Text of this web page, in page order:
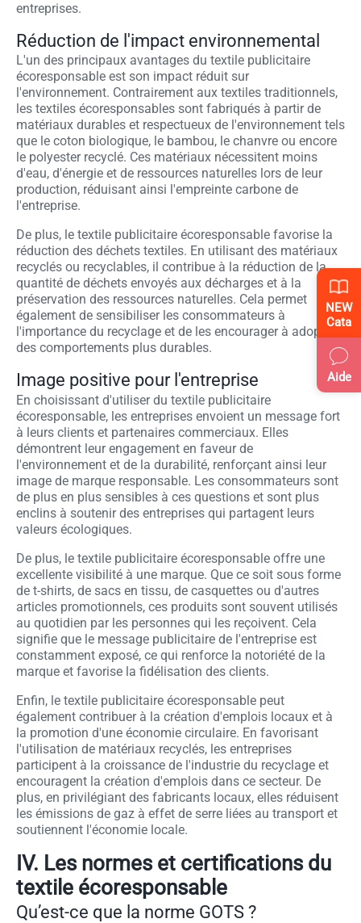
entreprises.
Réduction de l'impact environnemental
L'un des principaux avantages du textile publicitaire
écoresponsable est son impact réduit sur
l'environnement. Contrairement aux textiles traditionnels,
les textiles écoresponsables sont fabriqués à partir de
matériaux durables et respectueux de l'environnement tels
que le coton biologique, le bambou, le chanvre ou encore
le polyester recyclé. Ces matériaux nécessitent moins
d'eau, d'énergie et de ressources naturelles lors de leur
production, réduisant ainsi l'empreinte carbone de
l'entreprise.
De plus, le textile publicitaire écoresponsable favorise la
réduction des déchets textiles. En utilisant des matériaux
recyclés ou recyclables, il contribue à la réduction de la
quantité de déchets envoyés aux décharges et à la
préservation des ressources naturelles. Cela permet
également de sensibiliser les consommateurs à
l'importance du recyclage et de les encourager à adopter
des comportements plus durables.
Image positive pour l'entreprise
En choisissant d'utiliser du textile publicitaire
écoresponsable, les entreprises envoient un message fort
à leurs clients et partenaires commerciaux. Elles
démontrent leur engagement en faveur de
l'environnement et de la durabilité, renforçant ainsi leur
image de marque responsable. Les consommateurs sont
de plus en plus sensibles à ces questions et sont plus
enclins à soutenir des entreprises qui partagent leurs
valeurs écologiques.
De plus, le textile publicitaire écoresponsable offre une
excellente visibilité à une marque. Que ce soit sous forme
de t-shirts, de sacs en tissu, de casquettes ou d'autres
articles promotionnels, ces produits sont souvent utilisés
au quotidien par les personnes qui les reçoivent. Cela
signifie que le message publicitaire de l'entreprise est
constamment exposé, ce qui renforce la notoriété de la
marque et favorise la fidélisation des clients.
Enfin, le textile publicitaire écoresponsable peut
également contribuer à la création d'emplois locaux et à
la promotion d'une économie circulaire. En favorisant
l'utilisation de matériaux recyclés, les entreprises
participent à la croissance de l'industrie du recyclage et
encouragent la création d'emplois dans ce secteur. De
plus, en privilégiant des fabricants locaux, elles réduisent
les émissions de gaz à effet de serre liées au transport et
soutiennent l'économie locale.
IV. Les normes et certifications du
textile écoresponsable
Qu’est-ce que la norme GOTS ?
NEW
Cata
Aide